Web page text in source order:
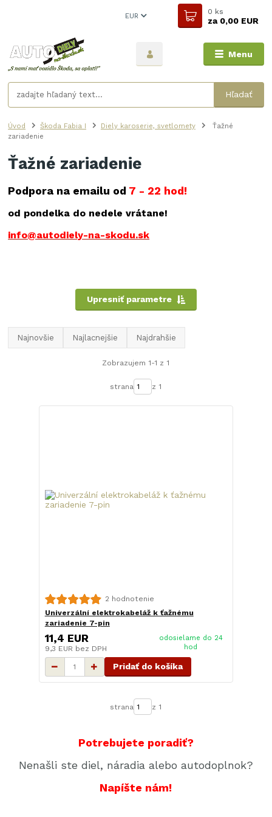
Menu
EUR
Hľadať
0 ks
za0,00 EUR
Úvod Škoda Fabia I Diely karoserie, svetlomety
Ťažné
zariadenie
Ťažné zariadenie
Podpora na emailu od 7 - 22 hod!
od pondelka do nedele vrátane!
info@autodiely-na-skodu.sk
Upresniť parametre
Najnovšie Najlacnejšie Najdrahšie
Zobrazujem 1-1 z 1
strana z 1
2 hodnotenie
Univerzální elektrokabeláž k ťažnému
zariadenie 7-pin
11,4 EUR
9,3 EUR bez DPH
odosielame do 24
hod
Pridať do košíka
strana z 1
Potrebujete poradiť?
Nenašli ste diel, náradia alebo autodoplnok?
Napíšte nám!